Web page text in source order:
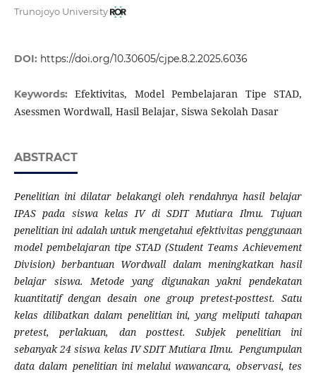
Trunojoyo University
DOI: https://doi.org/10.30605/cjpe.8.2.2025.6036
Keywords:Efektivitas, Model Pembelajaran Tipe STAD,
Asessmen Wordwall, Hasil Belajar, Siswa Sekolah Dasar
ABSTRACT
Penelitian ini dilatar belakangi oleh rendahnya hasil belajar
IPAS pada siswa kelas IV di SDIT Mutiara Ilmu. Tujuan
penelitian ini adalah untuk mengetahui efektivitas penggunaan
model pembelajaran tipe STAD (Student Teams Achievement
Division) berbantuan Wordwall dalam meningkatkan hasil
belajar siswa. Metode yang digunakan yakni pendekatan
kuantitatif dengan desain one group pretest-posttest. Satu
kelas dilibatkan dalam penelitian ini, yang meliputi tahapan
pretest, perlakuan, dan posttest. Subjek penelitian ini
sebanyak 24 siswa kelas IV SDIT Mutiara Ilmu. Pengumpulan
data dalam penelitian ini melalui wawancara, observasi, tes